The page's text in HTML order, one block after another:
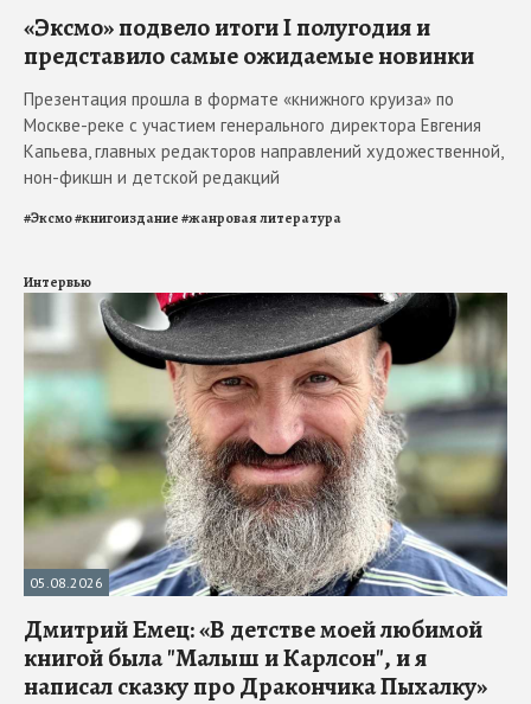
«Эксмо» подвело итоги I полугодия и
представило самые ожидаемые новинки
Презентация прошла в формате «книжного круиза» по
Москве-реке с участием генерального директора Евгения
Капьева, главных редакторов направлений художественной,
нон-фикшн и детской редакций
#Эксмо#книгоиздание#жанровая литература
Интервью
05.08.2026
Дмитрий Емец: «В детстве моей любимой
книгой была "Малыш и Карлсон", и я
написал сказку про Дракончика Пыхалку»